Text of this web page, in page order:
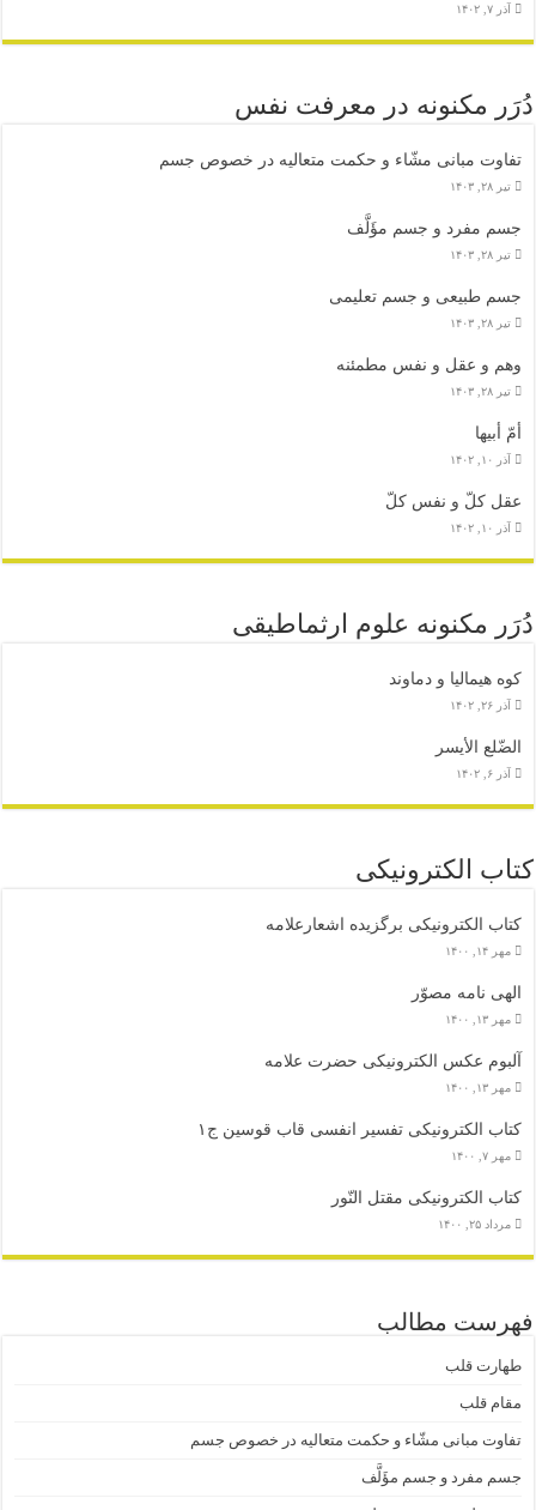
آذر ۷, ۱۴۰۲
دُرَر مکنونه در معرفت نفس
تفاوت مبانی مشّاء و حکمت متعالیه در خصوص جسم
تیر ۲۸, ۱۴۰۳
جسم مفرد و جسم مؤَلَّف
تیر ۲۸, ۱۴۰۳
جسم طبیعی و جسم تعلیمی
تیر ۲۸, ۱۴۰۳
وهم و عقل و نفس مطمئنه
تیر ۲۸, ۱۴۰۳
أمّ أبیها
آذر ۱۰, ۱۴۰۲
عقل کلّ و نفس کلّ
آذر ۱۰, ۱۴۰۲
دُرَر مکنونه علوم ارثماطیقی
کوه هیمالیا و دماوند
آذر ۲۶, ۱۴۰۲
الضّلع الأیسر
آذر ۶, ۱۴۰۲
کتاب الکترونیکی
کتاب الکترونیکی برگزیده اشعارعلامه
مهر ۱۴, ۱۴۰۰
الهی نامه مصوّر
مهر ۱۳, ۱۴۰۰
آلبوم عکس الکترونیکی حضرت علامه
مهر ۱۳, ۱۴۰۰
کتاب الکترونیکی تفسیر انفسی قاب قوسین ج۱
مهر ۷, ۱۴۰۰
کتاب الکترونیکی مقتل النّور
مرداد ۲۵, ۱۴۰۰
فهرست مطالب
طهارت قلب
مقام قلب
تفاوت مبانی مشّاء و حکمت متعالیه در خصوص جسم
جسم مفرد و جسم مؤَلَّف